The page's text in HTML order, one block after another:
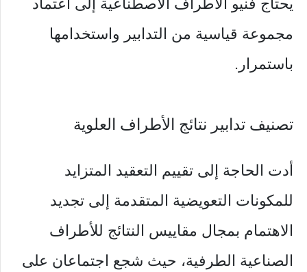
يحتاج فنيو الأطراف الاصطناعية إلى اعتماد
مجموعة قياسية من التدابير واستخدامها
باستمرار.
تصنيف تدابير نتائج الأطراف العلوية
أدت الحاجة إلى تقييم التعقيد المتزايد
للمكونات التعويضية المتقدمة إلى تجديد
الاهتمام بمجال مقاييس النتائج للأطراف
الصناعية الطرفية، حيث شجع اجتماعان على